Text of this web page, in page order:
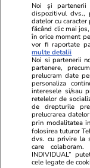
GSP.ro
Internetul a
tari meme-
învins-o pe
„Dictatorul”
bebelușul lui
Noi și partenerii
dispozitivul dvs.,
datelor cu
făcând clic mai
în orice moment
vor fi raportate
multe detalii
Noi si partenerii
partenere,
prelucram date
personaliza
interesele si/sau
retelelor de
de drepturile
prelucrarea
prin modalitatea
folosirea tuturor
dvs. cu privire la
care
INDIVIDUAL”
cele legate de